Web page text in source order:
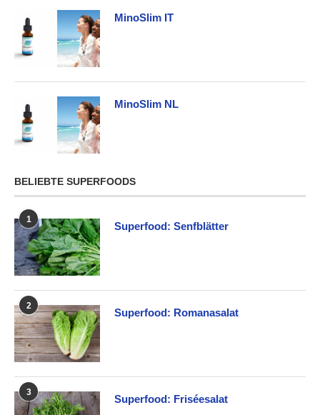
MinoSlim IT
MinoSlim NL
BELIEBTE SUPERFOODS
1
Superfood: Senfblätter
2
Superfood: Romanasalat
3
Superfood: Friséesalat